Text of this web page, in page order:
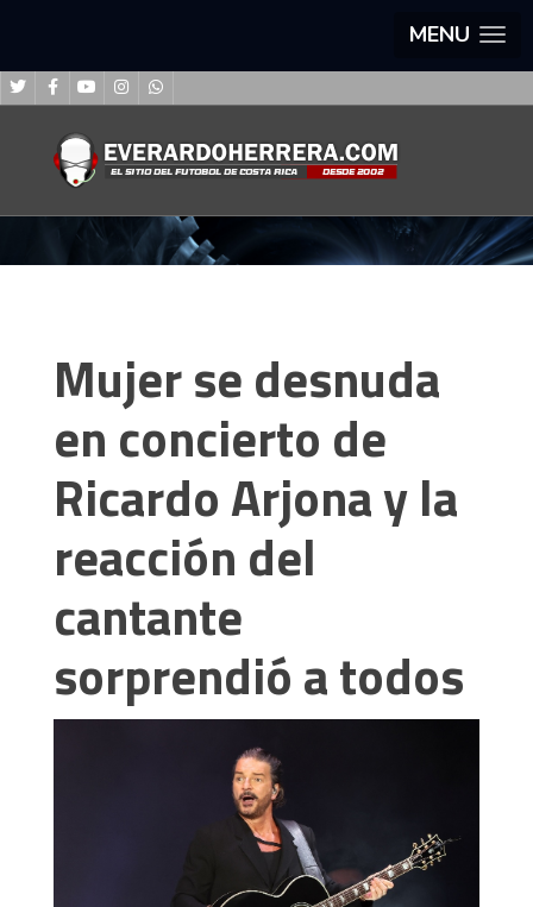
MENU
Mujer se desnuda
en concierto de
Ricardo Arjona y la
reacción del
cantante
sorprendió a todos